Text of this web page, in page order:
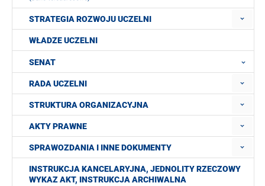
STRATEGIA ROZWOJU UCZELNI
WŁADZE UCZELNI
SENAT
RADA UCZELNI
STRUKTURA ORGANIZACYJNA
AKTY PRAWNE
SPRAWOZDANIA I INNE DOKUMENTY
INSTRUKCJA KANCELARYJNA, JEDNOLITY RZECZOWY
WYKAZ AKT, INSTRUKCJA ARCHIWALNA